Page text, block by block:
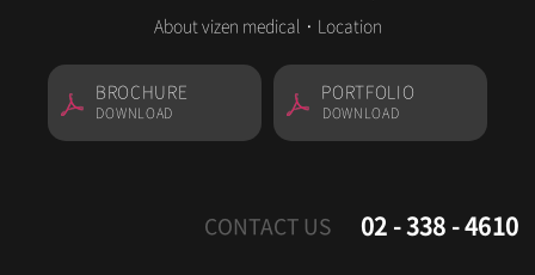
About vizen medical · Location
BROCHURE
DOWNLOAD
PORTFOLIO
DOWNLOAD
CONTACT US 02 - 338 - 4610